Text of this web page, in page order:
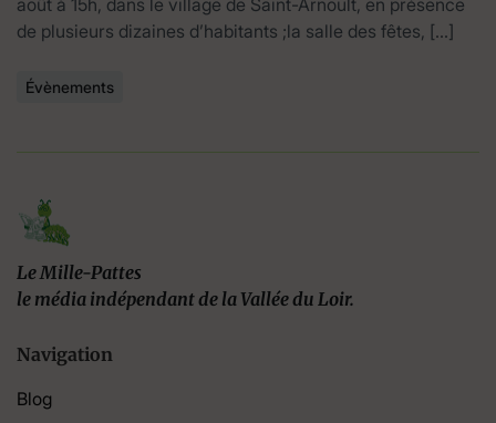
de plusieurs dizaines d’habitants ;la salle des fêtes, […]
Évènements
Le Mille-Pattes
le média indépendant de la Vallée du Loir.
Navigation
Blog